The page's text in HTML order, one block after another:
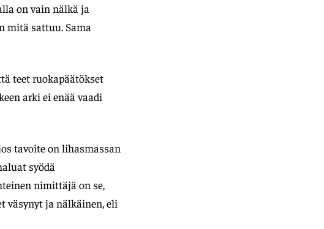
on vain nälkä ja
mitä sattuu. Sama
teet ruokapäätökset
arki ei enää vaadi
tavoite on lihasmassan
syödä
nimittäjä on se,
väsynyt ja nälkäinen, eli